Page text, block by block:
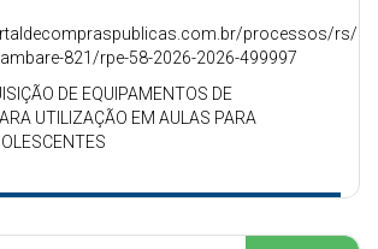
processos/rs/
821/rpe-58-2026-2026-499997
DE EQUIPAMENTOS DE
UTILIZAÇÃO EM AULAS PARA